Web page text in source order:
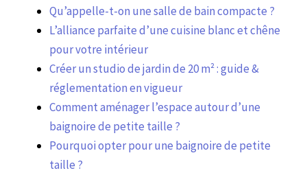
Qu’appelle-t-on une salle de bain compacte ?
L’alliance parfaite d’une cuisine blanc et chêne
pour votre intérieur
Créer un studio de jardin de 20 m² : guide &
réglementation en vigueur
Comment aménager l’espace autour d’une
baignoire de petite taille ?
Pourquoi opter pour une baignoire de petite
taille ?